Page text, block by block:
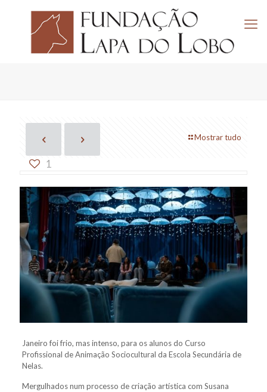
Mostrar tudo
1
Janeiro foi frio, mas intenso, para os alunos do Curso
Profissional de Animação Sociocultural da Escola Secundária de
Nelas.
Mergulhados num processo de criação artística com Susana